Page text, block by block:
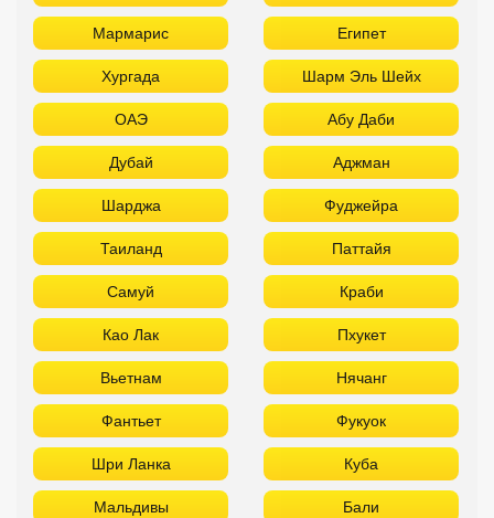
Мармарис Египет
Хургада Шарм Эль Шейх
ОАЭ Абу Даби
Дубай Аджман
Шарджа Фуджейра
Таиланд Паттайя
Самуй Краби
Као Лак Пхукет
Вьетнам Нячанг
Фантьет Фукуок
Шри Ланка Куба
Мальдивы Бали